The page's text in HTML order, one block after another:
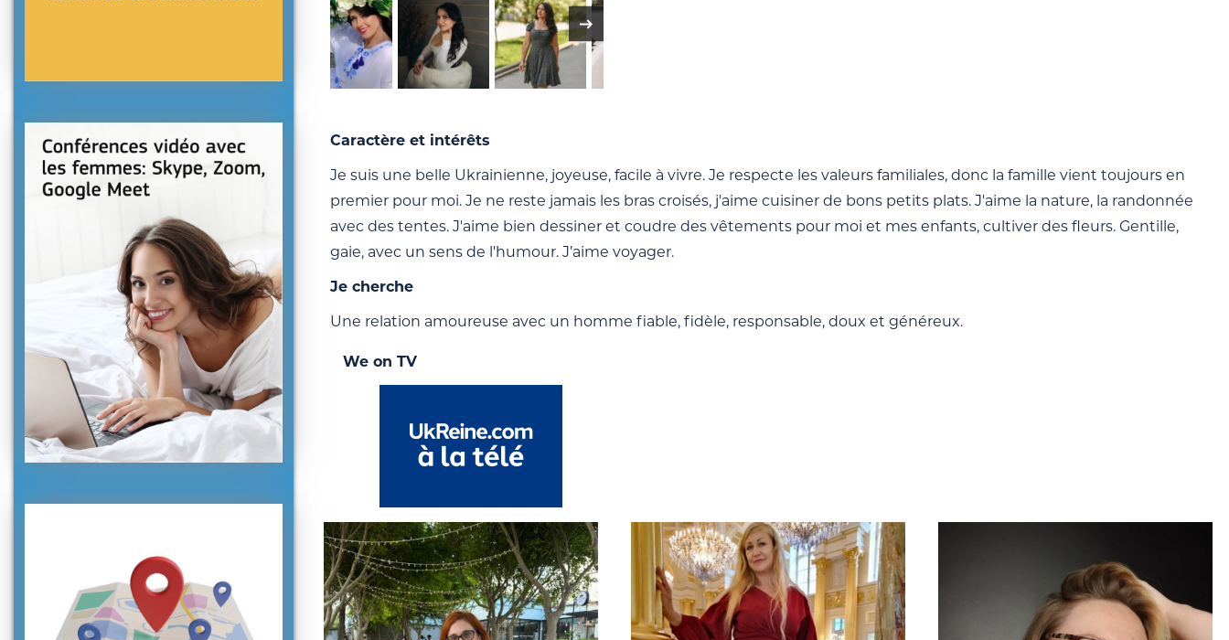
Caractère et intérêts
Je suis une belle Ukrainienne, joyeuse, facile à vivre. Je respecte les valeurs familiales, donc la famille vient toujours en
premier pour moi. Je ne reste jamais les bras croisés, j'aime cuisiner de bons petits plats. J'aime la nature, la randonnée
avec des tentes. J'aime bien dessiner et coudre des vêtements pour moi et mes enfants, cultiver des fleurs. Gentille,
gaie, avec un sens de l'humour. J’aime voyager.
Je cherche
Une relation amoureuse avec un homme fiable, fidèle, responsable, doux et généreux.
We on TV